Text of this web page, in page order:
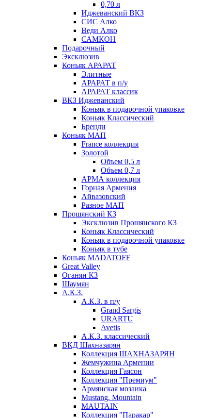
0,70 л
Иджеванский ВКЗ
СИС Алко
Веди Алко
САМКОН
Подарочный
Эксклюзив
Коньяк АРАРАТ
Элитные
АРАРАТ в п/у
АРАРАТ классик
ВКЗ Иджеванский
Коньяк в подарочной упаковке
Коньяк Классический
Бренди
Коньяк МАП
France коллекция
Золотой
Объем 0,5 л
Объем 0,7 л
АРМА коллекция
Горная Армения
Айвазовский
Разное МАП
Прошянский КЗ
Эксклюзив Прошянского КЗ
Коньяк Классический
Коньяк в подарочной упаковке
Коньяк в тубе
Коньяк MADATOFF
Great Valley
Оганян КЗ
Шаумян
А.К.З.
А.К.З. в п/у
Grand Sargis
URARTU
Avetis
А.К.З. классический
ВКД Шахназарян
Коллекция ШАХНАЗАРЯН
Жемчужина Армении
Коллекция Гаясон
Коллекция "Премиум"
Армянская мозаика
Mustang. Mountain
MAUTAIN
Коллекция "Паракар"